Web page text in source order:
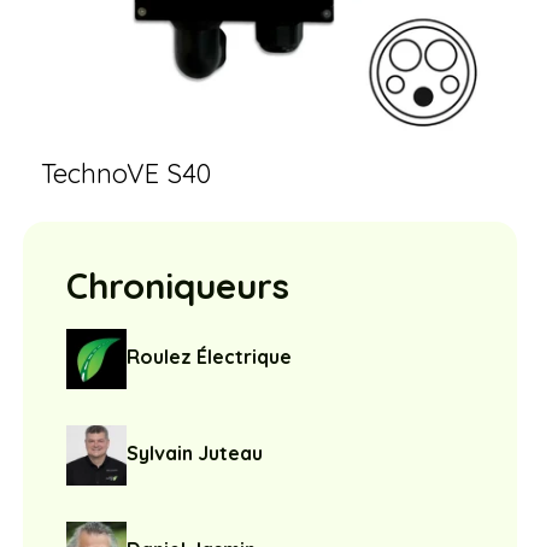
TechnoVE S40
Chroniqueurs
Roulez Électrique
Sylvain Juteau